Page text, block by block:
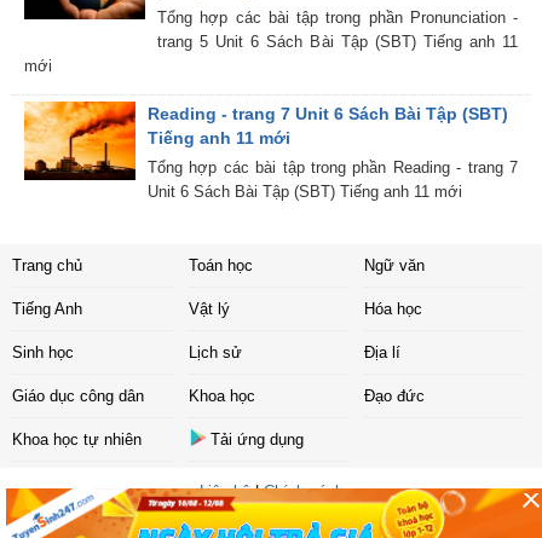
Tổng hợp các bài tập trong phần Pronunciation -
trang 5 Unit 6 Sách Bài Tập (SBT) Tiếng anh 11
mới
Reading - trang 7 Unit 6 Sách Bài Tập (SBT)
Tiếng anh 11 mới
Tổng hợp các bài tập trong phần Reading - trang 7
Unit 6 Sách Bài Tập (SBT) Tiếng anh 11 mới
Trang chủ Toán học Ngữ văn
Tiếng Anh Vật lý Hóa học
Sinh học Lịch sử Địa lí
Giáo dục công dân Khoa học Đạo đức
Khoa học tự nhiên Tải ứng dụng
Liên hệ|Chính sách
Copyright ©
2017 Sachbaitap.com